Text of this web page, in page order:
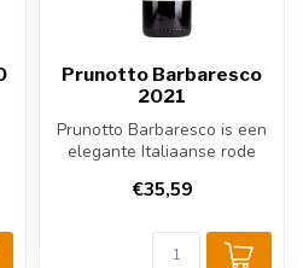
Prunotto Barbaresco
2021
Prunotto Barbaresco is een
elegante Italiaanse rode
N...
€35,59